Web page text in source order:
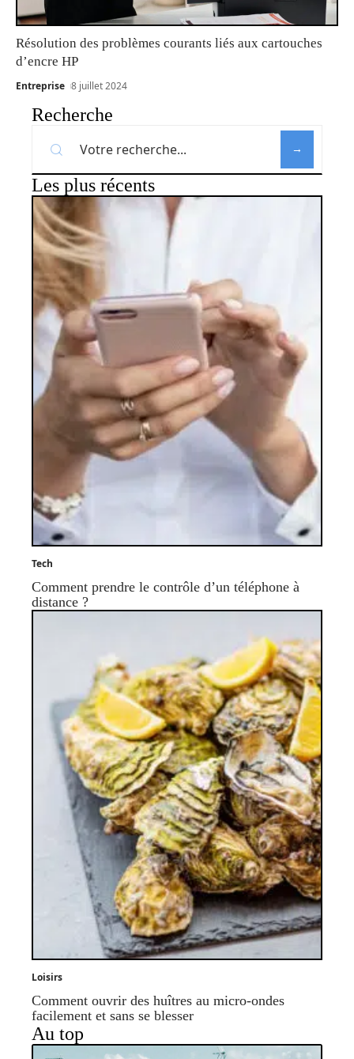
Résolution des problèmes courants liés aux cartouches
d’encre HP
Entreprise 8 juillet 2024
Recherche
Les plus récents
Tech
Comment prendre le contrôle d’un téléphone à
distance ?
Loisirs
Comment ouvrir des huîtres au micro-ondes
facilement et sans se blesser
Au top